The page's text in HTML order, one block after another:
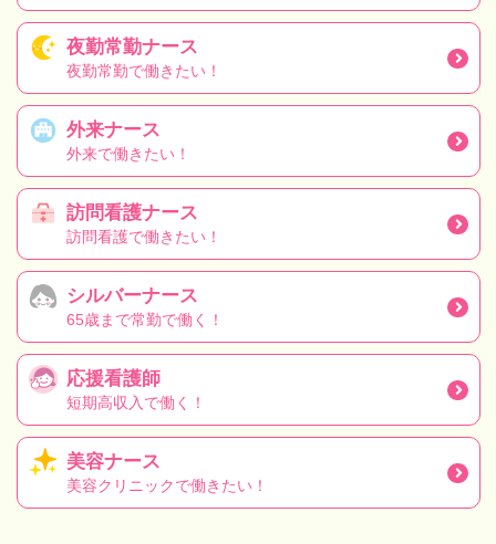
夜勤常勤ナース
夜勤常勤で働きたい！
外来ナース
外来で働きたい！
訪問看護ナース
訪問看護で働きたい！
シルバーナース
65歳まで常勤で働く！
応援看護師
短期高収入で働く！
美容ナース
美容クリニックで働きたい！